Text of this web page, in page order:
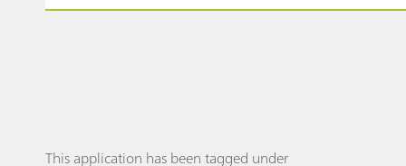
This application has been tagged under